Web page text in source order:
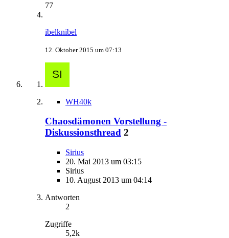
77
ibelknibel
12. Oktober 2015 um 07:13
WH40k
Chaosdämonen Vorstellung -
Diskussionsthread 2
Sirius
20. Mai 2013 um 03:15
Sirius
10. August 2013 um 04:14
Antworten
2
Zugriffe
5,2k